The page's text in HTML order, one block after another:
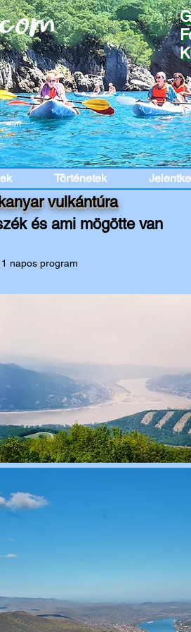
Történetek
vulkántúra
és ami mögötte van
1 napos program